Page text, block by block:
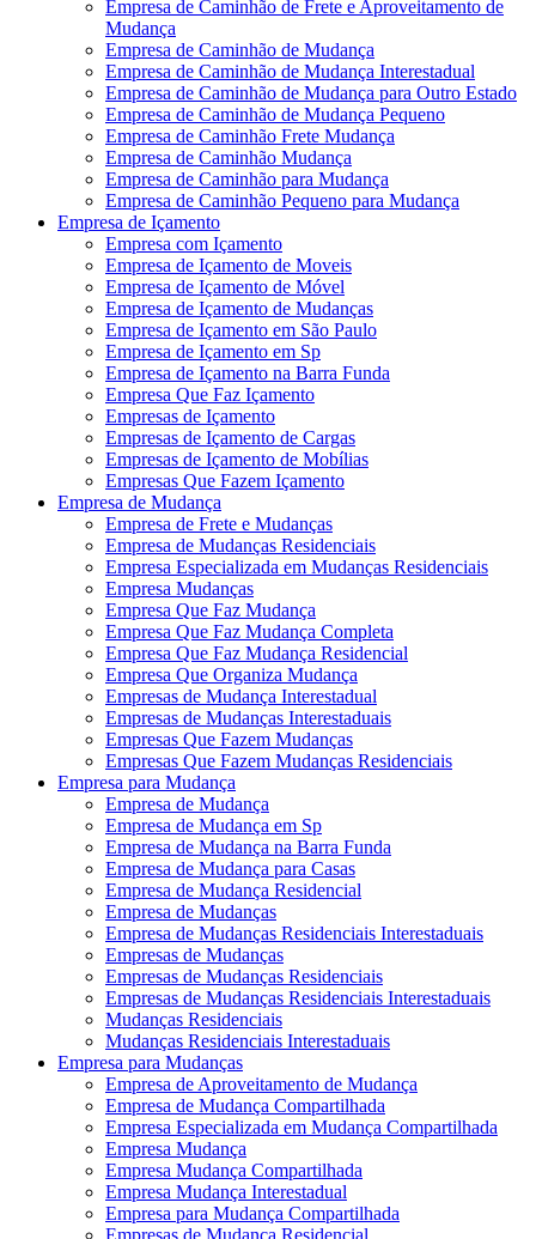
Empresa de Caminhão de Frete e Aproveitamento de
Mudança
Empresa de Caminhão de Mudança
Empresa de Caminhão de Mudança Interestadual
Empresa de Caminhão de Mudança para Outro Estado
Empresa de Caminhão de Mudança Pequeno
Empresa de Caminhão Frete Mudança
Empresa de Caminhão Mudança
Empresa de Caminhão para Mudança
Empresa de Caminhão Pequeno para Mudança
Empresa de Içamento
Empresa com Içamento
Empresa de Içamento de Moveis
Empresa de Içamento de Móvel
Empresa de Içamento de Mudanças
Empresa de Içamento em São Paulo
Empresa de Içamento em Sp
Empresa de Içamento na Barra Funda
Empresa Que Faz Içamento
Empresas de Içamento
Empresas de Içamento de Cargas
Empresas de Içamento de Mobílias
Empresas Que Fazem Içamento
Empresa de Mudança
Empresa de Frete e Mudanças
Empresa de Mudanças Residenciais
Empresa Especializada em Mudanças Residenciais
Empresa Mudanças
Empresa Que Faz Mudança
Empresa Que Faz Mudança Completa
Empresa Que Faz Mudança Residencial
Empresa Que Organiza Mudança
Empresas de Mudança Interestadual
Empresas de Mudanças Interestaduais
Empresas Que Fazem Mudanças
Empresas Que Fazem Mudanças Residenciais
Empresa para Mudança
Empresa de Mudança
Empresa de Mudança em Sp
Empresa de Mudança na Barra Funda
Empresa de Mudança para Casas
Empresa de Mudança Residencial
Empresa de Mudanças
Empresa de Mudanças Residenciais Interestaduais
Empresas de Mudanças
Empresas de Mudanças Residenciais
Empresas de Mudanças Residenciais Interestaduais
Mudanças Residenciais
Mudanças Residenciais Interestaduais
Empresa para Mudanças
Empresa de Aproveitamento de Mudança
Empresa de Mudança Compartilhada
Empresa Especializada em Mudança Compartilhada
Empresa Mudança
Empresa Mudança Compartilhada
Empresa Mudança Interestadual
Empresa para Mudança Compartilhada
Empresas de Mudança Residencial